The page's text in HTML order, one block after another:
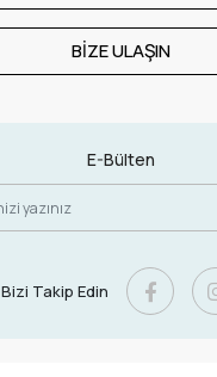
BİZE ULAŞIN
E-Bülten
Bizi Takip Edin